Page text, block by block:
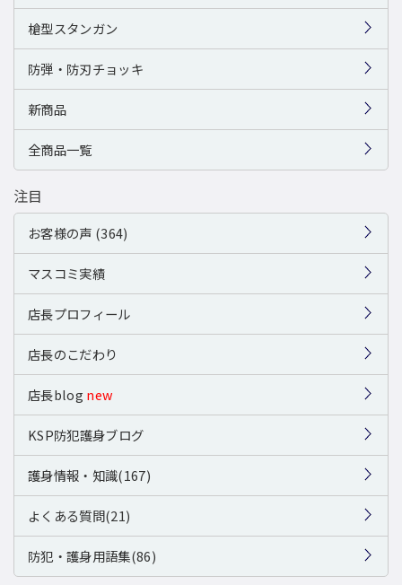
槍型スタンガン
防弾・防刃チョッキ
新商品
全商品一覧
注目
お客様の声 (364)
マスコミ実績
店長プロフィール
店長のこだわり
店長blog new
KSP防犯護身ブログ
護身情報・知識(167)
よくある質問(21)
防犯・護身用語集(86)